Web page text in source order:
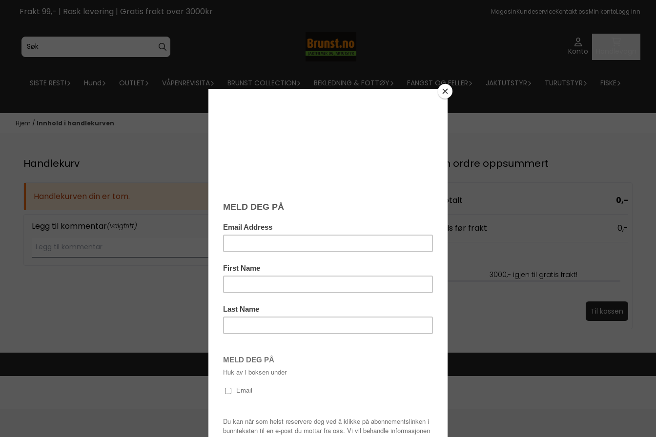
Hopp til innhold
Frakt 99,- | Rask levering | Gratis frakt over 3000kr MagasinKundeserviceKontakt ossMin kontoLogg inn
Konto
SISTE REST! Hund OUTLET VÅPENREVISITA BRUNST COLLECTION BEKLEDNING & FOTTØY FANGST OG FELLER JAKTUTSTYR TURUTSTYR
FISKE
Hjem / Innhold i handlekurven
Handlekurv
Handlekurven din er tom.
Legg til kommentar(valgfritt)
Din ordre oppsummert
Totalt 0,-
Pris før frakt 0,-
3000,- igjen til gratis frakt!
Til kassen